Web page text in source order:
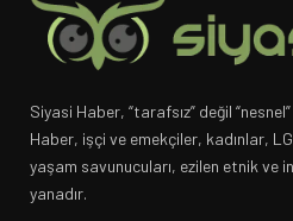
Siyasi Haber, “tarafsız” değil
Haber, işçi ve emekçiler, kadınlar,
yaşam savunucuları, ezilen etnik ve
yanadır.